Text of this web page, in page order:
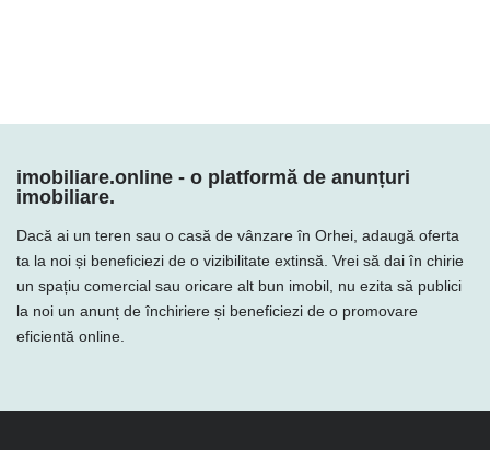
imobiliare.online - o platformă de anunțuri
imobiliare.
Dacă ai un teren sau o casă de vânzare în Orhei, adaugă oferta
ta la noi și beneficiezi de o vizibilitate extinsă. Vrei să dai în chirie
un spațiu comercial sau oricare alt bun imobil, nu ezita să publici
la noi un anunț de închiriere și beneficiezi de o promovare
eficientă online.